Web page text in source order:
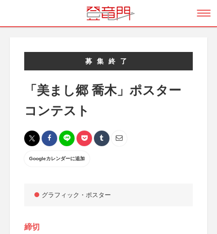
募集終了
「美まし郷 喬木」ポスター
コンテスト
Googleカレンダーに追加
グラフィック・ポスター
締切